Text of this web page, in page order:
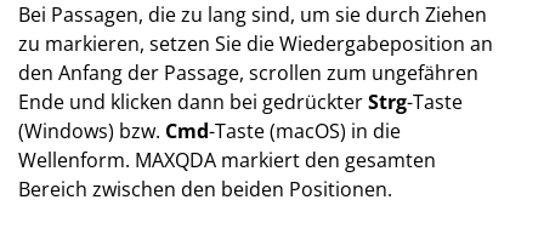
Bei Passagen, die zu lang sind, um sie durch Ziehen
zu markieren, setzen Sie die Wiedergabeposition an
den Anfang der Passage, scrollen zum ungefähren
Ende und klicken dann bei gedrückterStrg-Taste
(Windows) bzw. Cmd-Taste (macOS) in die
Wellenform. MAXQDA markiert den gesamten
Bereich zwischen den beiden Positionen.